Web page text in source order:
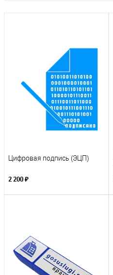
Цифровая подпись (ЭЦП)
2 200 ₽